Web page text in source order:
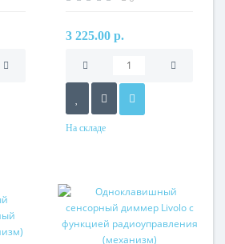
3 225.00 р.
На складе